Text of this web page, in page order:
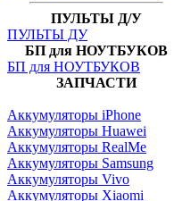
ПУЛЬТЫ Д/У
ПУЛЬТЫ ДУ
БП для НОУТБУКОВ
БП для НОУТБУКОВ
ЗАПЧАСТИ
Аккумуляторы iPhone
Аккумуляторы Huawei
Аккумуляторы RealMe
Аккумуляторы Samsung
Аккумуляторы Vivo
Аккумуляторы Xiaomi